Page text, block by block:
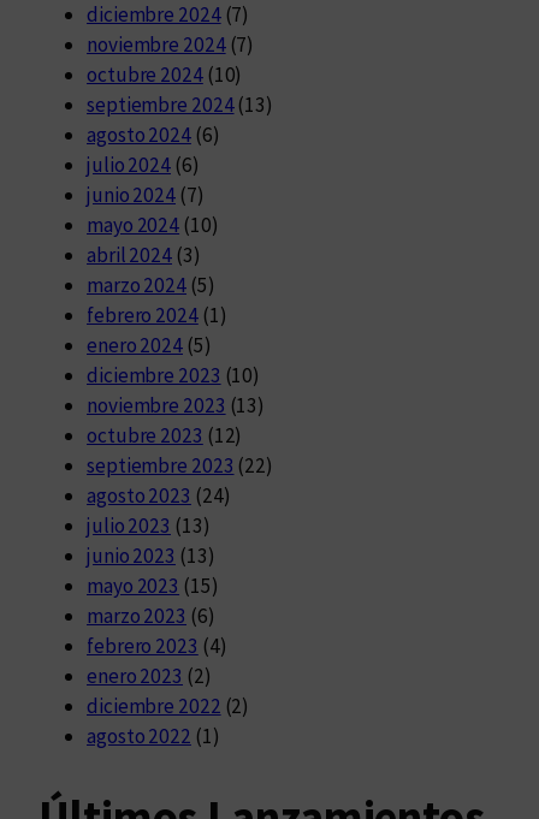
diciembre 2024(7)
noviembre 2024(7)
octubre 2024(10)
septiembre 2024(13)
agosto 2024(6)
julio 2024 (6)
junio 2024 (7)
mayo 2024 (10)
abril 2024 (3)
marzo 2024 (5)
febrero 2024(1)
enero 2024 (5)
diciembre 2023 (10)
noviembre 2023 (13)
octubre 2023 (12)
septiembre 2023 (22)
agosto 2023 (24)
julio 2023 (13)
junio 2023 (13)
mayo 2023 (15)
marzo 2023 (6)
febrero 2023 (4)
enero 2023 (2)
diciembre 2022 (2)
agosto 2022 (1)